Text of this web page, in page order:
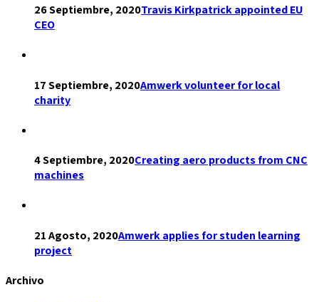
26 Septiembre, 2020Travis Kirkpatrick appointed EU
CEO
17 Septiembre, 2020Amwerk volunteer for local
charity
4 Septiembre, 2020Creating aero products from CNC
machines
21 Agosto, 2020Amwerk applies for studen learning
project
Archivo